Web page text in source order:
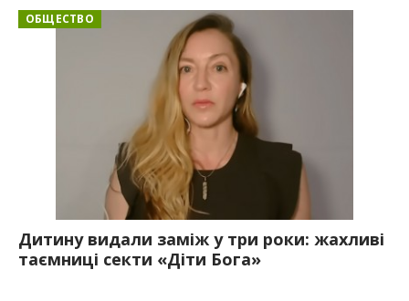
ОБЩЕСТВО
Дитину видали заміж у три роки: жахливі
таємниці секти «Діти Бога»